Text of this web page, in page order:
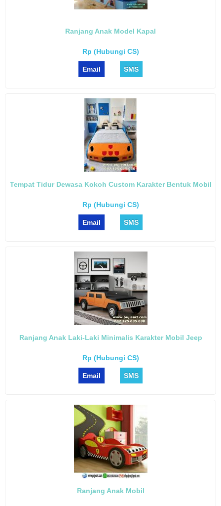
Ranjang Anak Model Kapal
Rp (Hubungi CS)
Email SMS
Tempat Tidur Dewasa Kokoh Custom Karakter Bentuk Mobil
Rp (Hubungi CS)
Email SMS
Ranjang Anak Laki-Laki Minimalis Karakter Mobil Jeep
Rp (Hubungi CS)
Email SMS
Ranjang Anak Mobil